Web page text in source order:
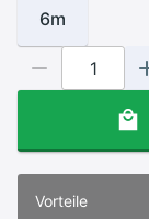
6m
Vorteile